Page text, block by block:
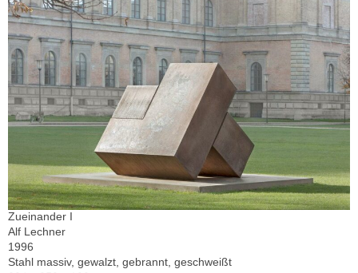
Zueinander I
Alf Lechner
1996
Stahl massiv, gewalzt, gebrannt, geschweißt